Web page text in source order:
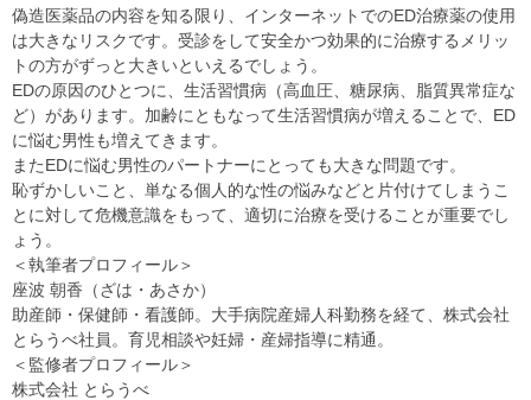
偽造医薬品の内容を知る限り、インターネットでのED治療薬の使用
は大きなリスクです。受診をして安全かつ効果的に治療するメリッ
トの方がずっと大きいといえるでしょう。
EDの原因のひとつに、生活習慣病（高血圧、糖尿病、脂質異常症な
ど）があります。加齢にともなって生活習慣病が増えることで、ED
に悩む男性も増えてきます。
またEDに悩む男性のパートナーにとっても大きな問題です。
恥ずかしいこと、単なる個人的な性の悩みなどと片付けてしまうこ
とに対して危機意識をもって、適切に治療を受けることが重要でし
ょう。
＜執筆者プロフィール＞
座波 朝香（ざは・あさか）
助産師・保健師・看護師。大手病院産婦人科勤務を経て、株式会社
とらうべ社員。育児相談や妊婦・産婦指導に精通。
＜監修者プロフィール＞
株式会社 とらうべ